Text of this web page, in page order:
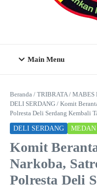
Main Menu
Beranda / TRIBRATA/ MABES
DELI SERDANG / Komit
Polresta Deli Serdang Kembali
DELI SERDANG MEDAN
Komit
Narkoba,
Polresta Deli